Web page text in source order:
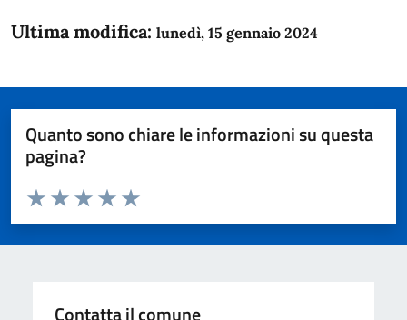
Ultima modifica: lunedì, 15 gennaio 2024
Quanto sono chiare le informazioni su questa
pagina?
Domanda
Valuta da 1 a 5 stelle la pagina
Valuta 5 stelle su 5
Valuta 4 stelle su 5
Valuta 3 stelle su 5
Valuta 2 stelle su 5
Valuta 1 stelle su 5
Contatta il comune